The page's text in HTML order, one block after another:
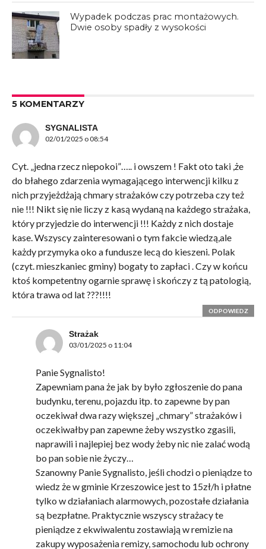
Wypadek podczas prac montażowych.
Dwie osoby spadły z wysokości
5 KOMENTARZY
SYGNALISTA
02/01/2025 o 08:54
Cyt. „jedna rzecz niepokoi”….. i owszem ! Fakt oto taki ,że
do błahego zdarzenia wymagającego interwencji kilku z
nich przyjeżdżają chmary strażaków czy potrzeba czy też
nie !!! Nikt się nie liczy z kasą wydaną na każdego strażaka,
który przyjedzie do interwencji !!! Każdy z nich dostaje
kase. Wszyscy zainteresowani o tym fakcie wiedzą,ale
każdy przymyka oko a fundusze lecą do kieszeni. Polak
(czyt. mieszkaniec gminy) bogaty to zapłaci . Czy w końcu
ktoś kompetentny ogarnie sprawę i skończy z tą patologią,
która trawa od lat ???!!!!
ODPOWIEDZ
Strażak
03/01/2025 o 11:04
Panie Sygnalisto!
Zapewniam pana że jak by było zgłoszenie do pana
budynku, terenu, pojazdu itp. to zapewne by pan
oczekiwał dwa razy większej „chmary” strażaków i
oczekiwałby pan zapewne żeby wszystko zgasili,
naprawili i najlepiej bez wody żeby nic nie zalać wodą
bo pan sobie nie życzy…
Szanowny Panie Sygnalisto, jeśli chodzi o pieniądze to
wiedz że w gminie Krzeszowice jest to 15zł/h i płatne
tylko w działaniach alarmowych, pozostałe działania
są bezpłatne. Praktycznie wszyscy strażacy te
pieniądze z ekwiwalentu zostawiają w remizie na
zakupy wyposażenia remizy, samochodu lub ochrony